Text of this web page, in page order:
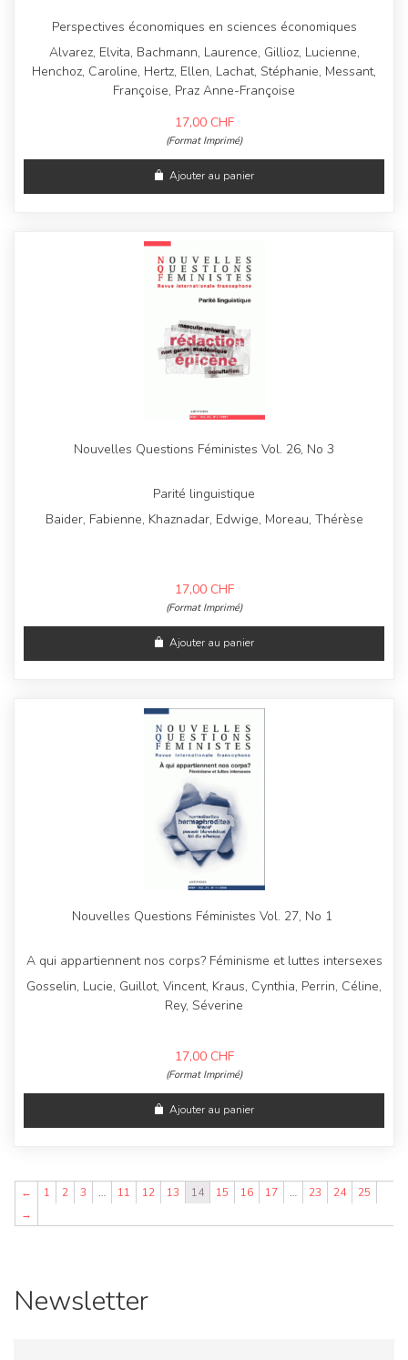
Perspectives économiques en sciences économiques
Alvarez, Elvita, Bachmann, Laurence, Gillioz, Lucienne,
Henchoz, Caroline, Hertz, Ellen, Lachat, Stéphanie, Messant,
Françoise, Praz Anne-Françoise
17,00 CHF
(Format Imprimé)
Ajouter au panier
Nouvelles Questions Féministes Vol. 26, No 3
Parité linguistique
Baider, Fabienne, Khaznadar, Edwige, Moreau, Thérèse
17,00 CHF
(Format Imprimé)
Ajouter au panier
Nouvelles Questions Féministes Vol. 27, No 1
A qui appartiennent nos corps? Féminisme et luttes intersexes
Gosselin, Lucie, Guillot, Vincent, Kraus, Cynthia, Perrin, Céline,
Rey, Séverine
17,00 CHF
(Format Imprimé)
Ajouter au panier
← 1 2 3 … 11 12 13 14 15 16 17 … 23 24
25
→
Newsletter